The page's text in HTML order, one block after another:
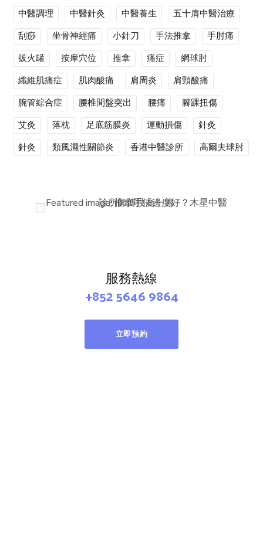
中醫調理
中醫針灸 中醫養生
五十肩中醫治療
刮痧
坐骨神經痛 小針刀 手法推拿
手肘痛
拔火罐
按摩穴位 推拿 痛症
網球肘
纖維肌痛症
肌肉酸痛 肩周炎
肩頸酸痛
腕管綜合症
腰椎間盤突出 腰痛
腳踝扭傷
艾灸
落枕 足底筋膜炎 運動損傷
針灸
針灸
類風濕性關節炎 香港中醫診所 高爾夫球肘
服務熱線
+852 5646 9864
立即預約